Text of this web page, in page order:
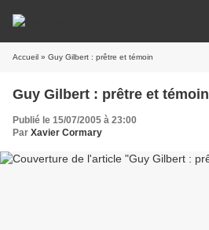
Accueil » Guy Gilbert : prêtre et témoin
Guy Gilbert : prêtre et témoin
Publié le 15/07/2005 à 23:00
Par Xavier Cormary